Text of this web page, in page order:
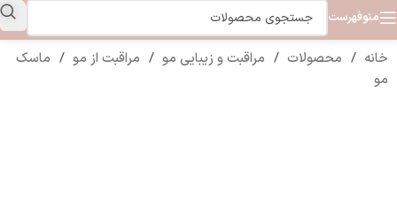
منوفهرست
خانه / محصولات / مراقبت و زیبایی مو / مراقبت از مو / ماسک
مو